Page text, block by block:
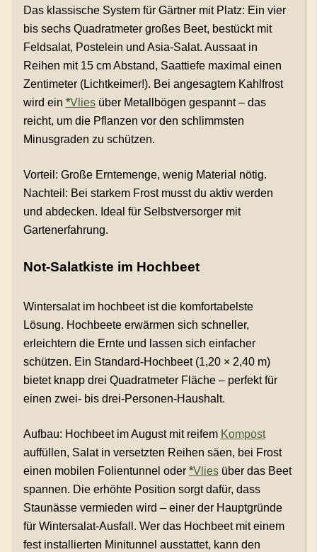
Das klassische System für Gärtner mit Platz: Ein vier
bis sechs Quadratmeter großes Beet, bestückt mit
Feldsalat, Postelein und Asia-Salat. Aussaat in
Reihen mit 15 cm Abstand, Saattiefe maximal einen
Zentimeter (Lichtkeimer!). Bei angesagtem Kahlfrost
wird ein *Vliesüber Metallbögen gespannt – das
reicht, um die Pflanzen vor den schlimmsten
Minusgraden zu schützen.
Vorteil: Große Erntemenge, wenig Material nötig.
Nachteil: Bei starkem Frost musst du aktiv werden
und abdecken. Ideal für Selbstversorger mit
Gartenerfahrung.
Not-Salatkiste im Hochbeet
Wintersalat im hochbeet ist die komfortabelste
Lösung. Hochbeete erwärmen sich schneller,
erleichtern die Ernte und lassen sich einfacher
schützen. Ein Standard-Hochbeet (1,20 × 2,40 m)
bietet knapp drei Quadratmeter Fläche – perfekt für
einen zwei- bis drei-Personen-Haushalt.
Aufbau: Hochbeet im August mit reifem Kompost
auffüllen, Salat in versetzten Reihen säen, bei Frost
einen mobilen Folientunnel oder *Vliesüber das Beet
spannen. Die erhöhte Position sorgt dafür, dass
Staunässe vermieden wird – einer der Hauptgründe
für Wintersalat-Ausfall. Wer das Hochbeet mit einem
fest installierten Minitunnel ausstattet, kann den